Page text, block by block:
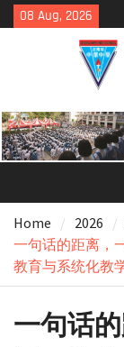
Skip
to
08 Aug, 2026
Home 2026
一句话的距离，
教育与系统化教
一句话